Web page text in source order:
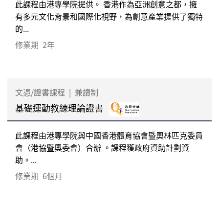
此課程由港專學院提供。 香港作為亞洲創意之都，擁
有多元文化背景和國際化視野，為創意產業提供了獨特
的...
修業期 2年
文憑/證書課程 | 兼讀制
基礎運動教練理論證書
此課程由港專學院與中國香港體育協會暨奧林匹克委員
會（港協暨奧委會）合辦 。課程獲政府資助計劃資
助。...
修業期 6個月